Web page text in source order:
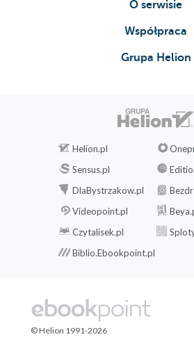
O serwisie
Współpraca
Grupa Helion
Helion.pl
Sensus.pl
DlaBystrzakow.pl
Videopoint.pl
Czytalisek.pl
Biblio.Ebookpoint.pl
© Helion 1991-2026